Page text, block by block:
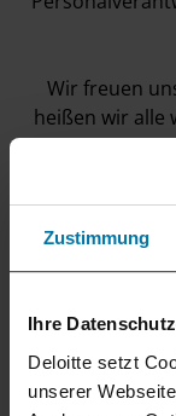
Zustimmung
Ihre
Deloitte setzt
unserer
Wir freuen
heißen wir alle
Wir